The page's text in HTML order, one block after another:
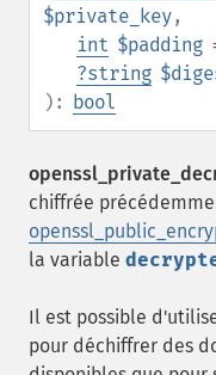
$private_key,
int $padding
?string
): bool
chiffrée
la variable
Il est possible
pour déchiffrer des